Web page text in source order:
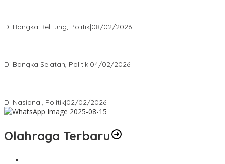
Di Bangka Belitung, Politik|08/02/2026
Di Bangka Selatan, Politik|04/02/2026
Di Nasional, Politik|02/02/2026
Olahraga Terbaru